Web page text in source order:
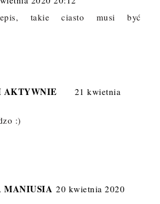
takie ciasto musi być
AKTYWNIE
21 kwietnia
:)
MANIUSIA 20 kwietnia 2020